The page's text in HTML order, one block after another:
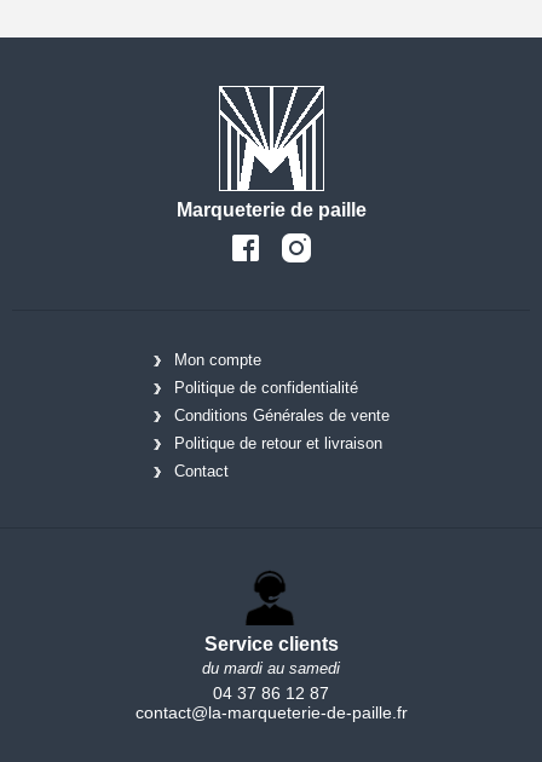
Marqueterie de paille
Mon compte
Politique de confidentialité
Conditions Générales de vente
Politique de retour et livraison
Contact
Service clients
du mardi au samedi
04 37 86 12 87
contact@la-marqueterie-de-paille.fr